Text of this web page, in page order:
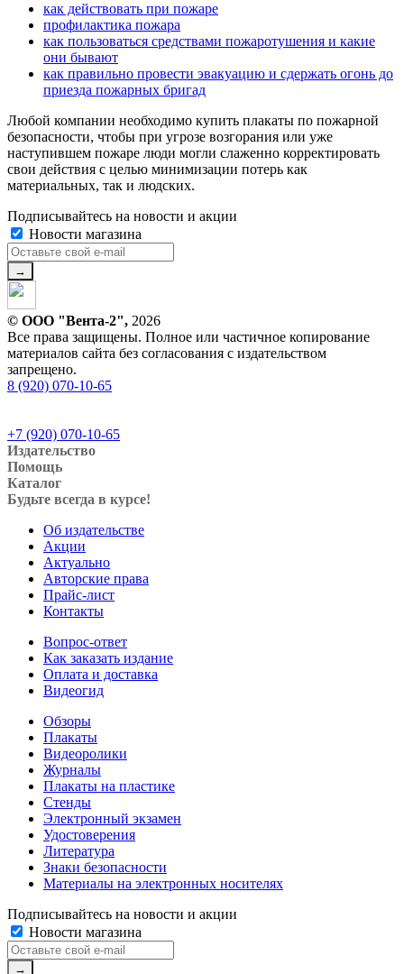
как действовать при пожаре
профилактика пожара
как пользоваться средствами пожаротушения и какие
они бывают
как правильно провести эвакуацию и сдержать огонь до
приезда пожарных бригад
Любой компании необходимо купить плакаты по пожарной
безопасности, чтобы при угрозе возгорания или уже
наступившем пожаре люди могли слаженно корректировать
свои действия с целью минимизации потерь как
материальных, так и людских.
Подписывайтесь на новости и акции
Новости магазина
© ООО "Вента-2", 2026
Все права защищены. Полное или частичное копирование
материалов сайта без согласования с издательством
запрещено.
8 (920) 070-10-65
+7 (920) 070-10-65
Издательство
Помощь
Каталог
Будьте всегда в курсе!
Об издательстве
Акции
Актуально
Авторские права
Прайс-лист
Контакты
Вопрос-ответ
Как заказать издание
Оплата и доставка
Видеогид
Обзоры
Плакаты
Видеоролики
Журналы
Плакаты на пластике
Стенды
Электронный экзамен
Удостоверения
Литература
Знаки безопасности
Материалы на электронных носителях
Подписывайтесь на новости и акции
Новости магазина